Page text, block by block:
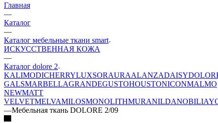
Главная
—
Каталог
—
Каталог мебельные ткани smart
ИСКУССТВЕННАЯ КОЖА
—
Каталог dolore 2
KALIMODICHERRYLUXSORAURAALANZADAISY
GALSMARBELLAGRANDEGUSTOHOUSTONICONMALMO
NEWMATT
VELVETMELVAMILOSMONOLITHMURANILDANOBILIA
—Мебельная ткань DOLORE 2/09